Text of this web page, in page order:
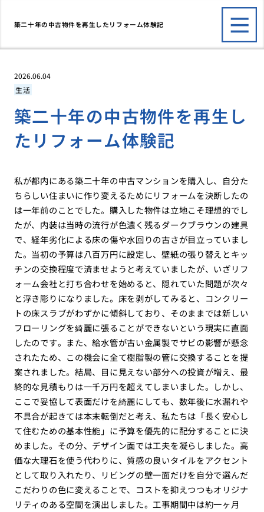
築二十年の中古物件を再生したリフォーム体験記
2026.06.04
生活
築二十年の中古物件を再生し
たリフォーム体験記
私が都内にある築二十年の中古マンションを購入し、自分た
ちらしい住まいに作り変えるためにリフォームを決断したの
は一年前のことでした。購入した物件は立地こそ理想的でし
たが、内装は当時の流行が色濃く残るダークブラウンの建具
で、経年劣化による床の傷や水回りの古さが目立っていまし
た。当初の予算は八百万円に設定し、壁紙の張り替えとキッ
チンの交換程度で済ませようと考えていましたが、いざリフ
ォーム会社と打ち合わせを始めると、隠れていた問題が次々
と浮き彫りになりました。床を剥がしてみると、コンクリー
トの床スラブがわずかに傾斜しており、そのままでは新しい
フローリングを綺麗に張ることができないという現実に直面
したのです。また、給水管が古い金属製でサビの影響が懸念
されたため、この機会に全て樹脂製の管に交換することを提
案されました。結局、目に見えない部分への投資が増え、最
終的な見積もりは一千万円を超えてしまいました。しかし、
ここで妥協して表面だけを綺麗にしても、数年後に水漏れや
不具合が起きては本末転倒だと考え、私たちは「長く安心し
て住むための基本性能」に予算を優先的に配分することに決
めました。その分、デザイン面では工夫を凝らしました。高
価な大理石を使う代わりに、質感の良いタイルをアクセント
として取り入れたり、リビングの壁一面だけを自分で選んだ
こだわりの色に変えることで、コストを抑えつつもオリジナ
リティのある空間を演出しました。工事期間中は約一ヶ月